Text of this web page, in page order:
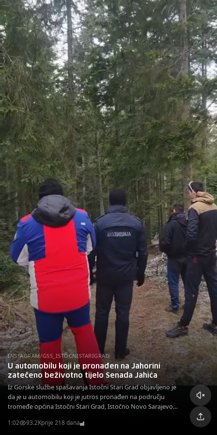
INSTAGRAM/GSS_ISTOCNISTARIGRAD
U automobilu koji je pronađen na Jahorini
zatečeno beživotno tijelo Senada Jahića
Iz Gorske službe spašavanja Istočni Stari Grad objavljeno je
da je u automobilu koji je jutros pronađen na području
tromeđe općina Istočni Stari Grad, Istočno Novo Sarajevo i
1:02 93.2Kprije 218 dana